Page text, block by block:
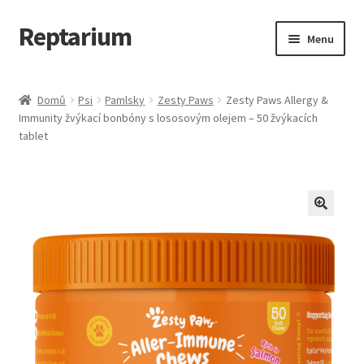
Přeskočit
na
Přejít
k
webu
Reptarium Menu
Košík
Obchod
Pokladna
Vše pro kočky
Domů Psi Pamlsky Zesty Paws
Zesty Paws Allergy &
Immunity žvýkací bonbóny s lososovým olejem – 50 žvýkacích
tablet